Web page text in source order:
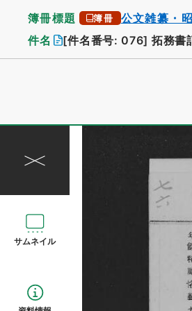
簿冊標題 簿冊 公文雑纂・
件名 [件名番号: 076] 拓務書
サムネイル